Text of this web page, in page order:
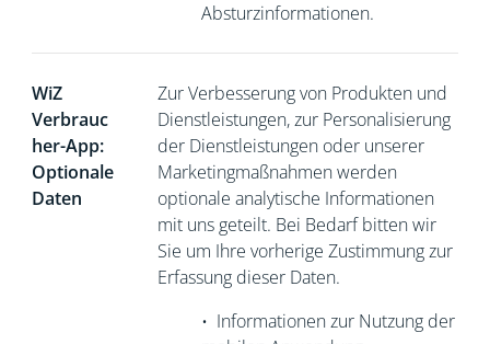
Absturzinformationen.
WiZ
Verbrauc
her-App:
Optionale
Daten
Zur Verbesserung von Produkten und
Dienstleistungen, zur Personalisierung
der Dienstleistungen oder unserer
Marketingmaßnahmen werden
optionale analytische Informationen
mit uns geteilt. Bei Bedarf bitten wir
Sie um Ihre vorherige Zustimmung zur
Erfassung dieser Daten.
• Informationen zur Nutzung der